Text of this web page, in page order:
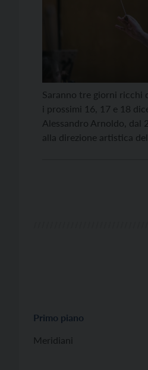
Saranno tre giorni ricchi
i prossimi 16, 17 e 18
Alessandro Arnoldo, dal
alla direzione artistica
Primo piano
Meridiani